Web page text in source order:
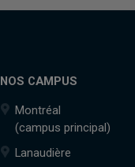
NOS CAMPUS
Montréal
(campus principal)
Lanaudière